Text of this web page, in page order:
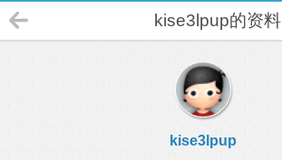
kise3lpup的资料
kise3lpup